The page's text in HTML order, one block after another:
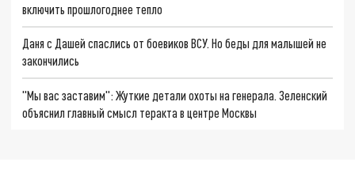
включить прошлогоднее тепло
Даня с Дашей спаслись от боевиков ВСУ. Но беды для малышей не
закончились
"Мы вас заставим": Жуткие детали охоты на генерала. Зеленский
объяснил главный смысл теракта в центре Москвы